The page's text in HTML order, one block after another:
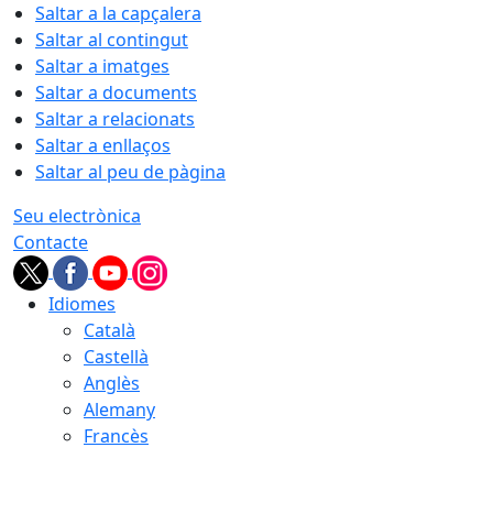
Saltar a la capçalera
Saltar al contingut
Saltar a imatges
Saltar a documents
Saltar a relacionats
Saltar a enllaços
Saltar al peu de pàgina
Seu electrònica
Contacte
Idiomes
Català
Castellà
Anglès
Alemany
Francès